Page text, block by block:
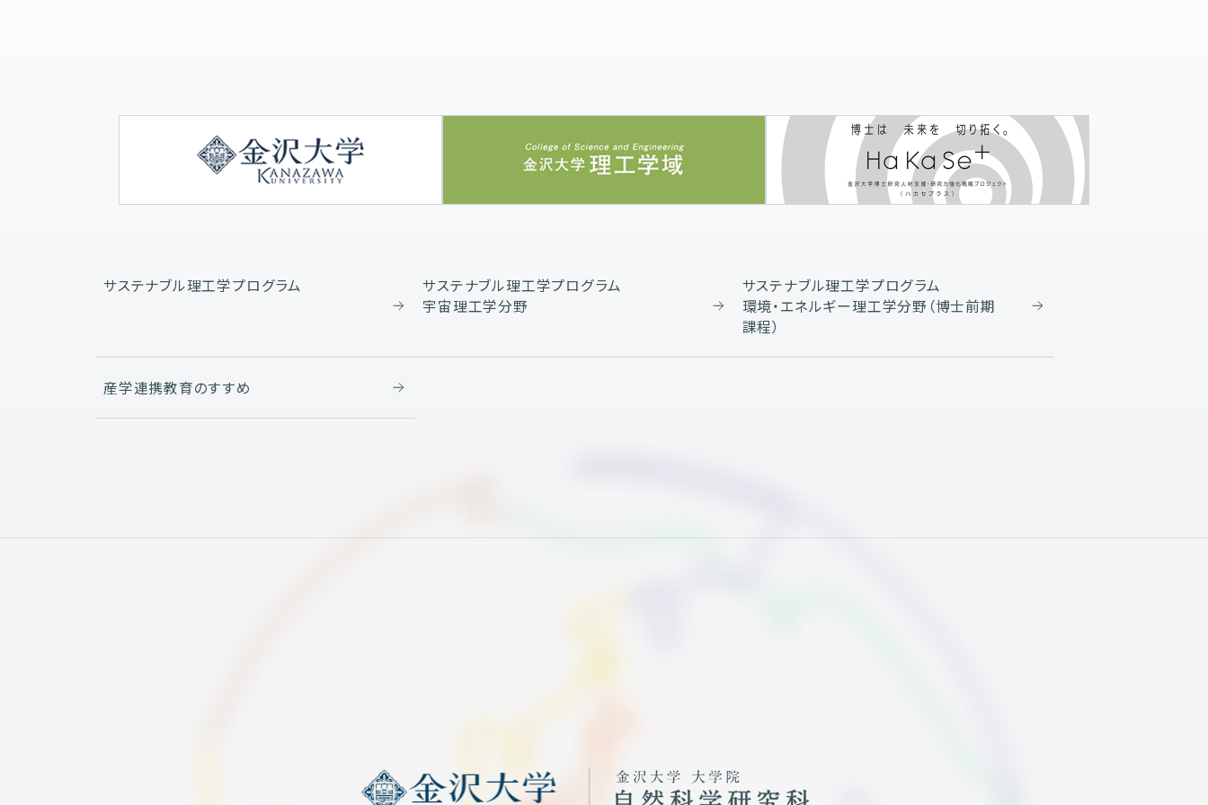
サステナブル理工学プログラム
サステナブル理工学プログラム
宇宙理工学分野
サステナブル理工学プログラム
環境・エネルギー理工学分野（博士前期
課程）
産学連携教育のすすめ